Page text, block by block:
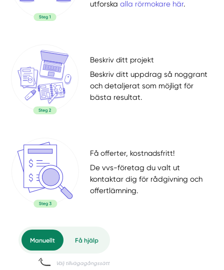
utforskaalla rörmokare här.
Beskriv ditt projekt
Beskriv ditt uppdrag så noggrant
och detaljerat som möjligt för
bästa resultat.
Få offerter, kostnadsfritt!
De vvs-företag du valt ut
kontaktar dig för rådgivning och
offertlämning.